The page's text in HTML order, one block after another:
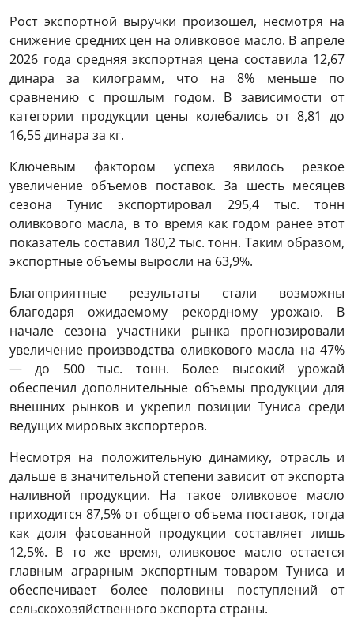
Рост экспортной выручки произошел, несмотря на
снижение средних цен на оливковое масло. В апреле
2026 года средняя экспортная цена составила 12,67
динара за килограмм, что на 8% меньше по
сравнению с прошлым годом. В зависимости от
категории продукции цены колебались от 8,81 до
16,55 динара за кг.
Ключевым фактором успеха явилось резкое
увеличение объемов поставок. За шесть месяцев
сезона Тунис экспортировал 295,4 тыс. тонн
оливкового масла, в то время как годом ранее этот
показатель составил 180,2 тыс. тонн. Таким образом,
экспортные объемы выросли на 63,9%.
Благоприятные результаты стали возможны
благодаря ожидаемому рекордному урожаю. В
начале сезона участники рынка прогнозировали
увеличение производства оливкового масла на 47%
— до 500 тыс. тонн. Более высокий урожай
обеспечил дополнительные объемы продукции для
внешних рынков и укрепил позиции Туниса среди
ведущих мировых экспортеров.
Несмотря на положительную динамику, отрасль и
дальше в значительной степени зависит от экспорта
наливной продукции. На такое оливковое масло
приходится 87,5% от общего объема поставок, тогда
как доля фасованной продукции составляет лишь
12,5%. В то же время, оливковое масло остается
главным аграрным экспортным товаром Туниса и
обеспечивает более половины поступлений от
сельскохозяйственного экспорта страны.